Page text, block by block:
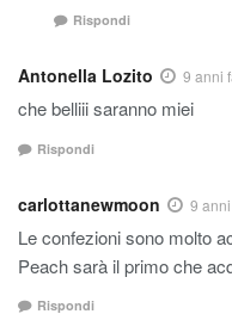
Rispondi
Antonella Lozito 9 anni
che belliii saranno miei
Rispondi
carlottanewmoon 9
Le confezioni sono molto
Peach sarà il primo che
Rispondi